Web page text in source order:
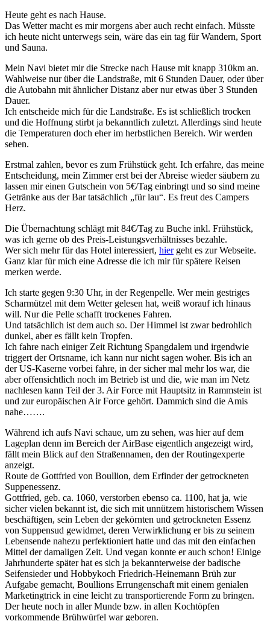
schon
wieder.
Heute geht es nach Hause.
Das Wetter macht es mir morgens aber auch recht einfach. Müsste
ich heute nicht unterwegs sein, wäre das ein tag für Wandern, Sport
und Sauna.
Mein Navi bietet mir die Strecke nach Hause mit knapp 310km an.
Wahlweise nur über die Landstraße, mit 6 Stunden Dauer, oder über
die Autobahn mit ähnlicher Distanz aber nur etwas über 3 Stunden
Dauer.
Ich entscheide mich für die Landstraße. Es ist schließlich trocken
und die Hoffnung stirbt ja bekanntlich zuletzt. Allerdings sind heute
die Temperaturen doch eher im herbstlichen Bereich. Wir werden
sehen.
Erstmal zahlen, bevor es zum Frühstück geht. Ich erfahre, das meine
Entscheidung, mein Zimmer erst bei der Abreise wieder säubern zu
lassen mir einen Gutschein von 5€/Tag einbringt und so sind meine
Getränke aus der Bar tatsächlich „für lau“. Es freut des Campers
Herz.
Die Übernachtung schlägt mit 84€/Tag zu Buche inkl. Frühstück,
was ich gerne ob des Preis-Leistungsverhältnisses bezahle.
Wer sich mehr für das Hotel interessiert, hiergeht es zur Webseite.
Ganz klar für mich eine Adresse die ich mir für spätere Reisen
merken werde.
Ich starte gegen 9:30 Uhr, in der Regenpelle. Wer mein gestriges
Scharmützel mit dem Wetter gelesen hat, weiß worauf ich hinaus
will. Nur die Pelle schafft trockenes Fahren.
Und tatsächlich ist dem auch so. Der Himmel ist zwar bedrohlich
dunkel, aber es fällt kein Tropfen.
Ich fahre nach einiger Zeit Richtung Spangdalem und irgendwie
triggert der Ortsname, ich kann nur nicht sagen woher. Bis ich an
der US-Kaserne vorbei fahre, in der sicher mal mehr los war, die
aber offensichtlich noch im Betrieb ist und die, wie man im Netz
nachlesen kann Teil der 3. Air Force mit Hauptsitz in Rammstein ist
und zur europäischen Air Force gehört. Dammich sind die Amis
nahe…….
Während ich aufs Navi schaue, um zu sehen, was hier auf dem
Lageplan denn im Bereich der AirBase eigentlich angezeigt wird,
fällt mein Blick auf den Straßennamen, den der Routingexperte
anzeigt.
Route de Gottfried von Boullion, dem Erfinder der getrockneten
Suppenessenz.
Gottfried, geb. ca. 1060, verstorben ebenso ca. 1100, hat ja, wie
sicher vielen bekannt ist, die sich mit unnützem historischem Wissen
beschäftigen, sein Leben der gekörnten und getrockneten Essenz
von Suppensud gewidmet, deren Verwirklichung er bis zu seinem
Lebensende nahezu perfektioniert hatte und das mit den einfachen
Mittel der damaligen Zeit. Und vegan konnte er auch schon! Einige
Jahrhunderte später hat es sich ja bekannterweise der badische
Seifensieder und Hobbykoch Friedrich-Heinemann Brüh zur
Aufgabe gemacht, Boullions Errungenschaft mit einem genialen
Marketingtrick in eine leicht zu transportierende Form zu bringen.
Der heute noch in aller Munde bzw. in allen Kochtöpfen
vorkommende Brühwürfel war geboren.